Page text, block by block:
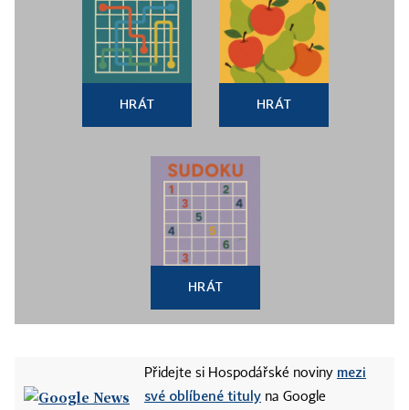
HRÁT HRÁT
HRÁT
Přidejte si Hospodářské noviny mezi
své oblíbené tituly na Google